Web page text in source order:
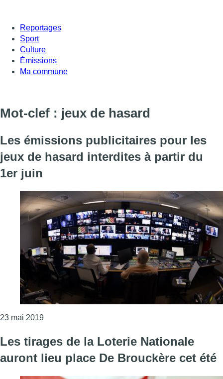
Reportages
Sport
Culture
Émissions
Ma commune
Mot-clef : jeux de hasard
Les émissions publicitaires pour les
jeux de hasard interdites à partir du
1er juin
23 mai 2019Consulter l'article "Les émissions publicitaires
Les tirages de la Loterie Nationale
auront lieu place De Brouckère cet été